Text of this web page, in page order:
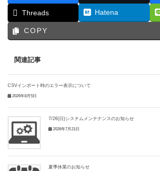
Threads Hatena
COPY
関連記事
CSVインポート時のエラー表示について
2026年8月5日
7/26(日)システムメンテナンスのお知らせ
2026年7月21日
夏季休業のお知らせ